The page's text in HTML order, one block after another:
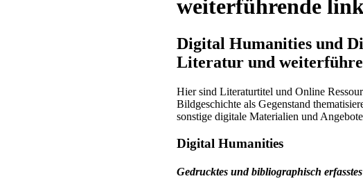
weiterführende
Digital Humanities und
Literatur und
Hier sind Literaturtitel und Online
Bildgeschichte als Gegenstand
sonstige digitale Materialien und
Digital Humanities
Gedrucktes und bibliographisch erfasstes